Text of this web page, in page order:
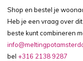
Shop en bestel je
Heb je een vraag over
beste kunt combineren
bel +316 2138 9287